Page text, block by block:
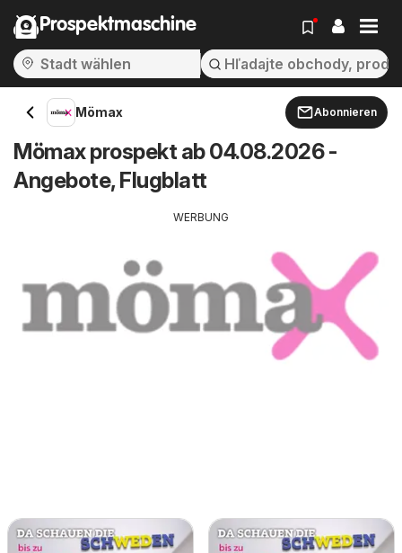
Prospektmaschine
Mömax Abonnieren
Mömax prospekt ab 04.08.2026 -
Angebote, Flugblatt
WERBUNG